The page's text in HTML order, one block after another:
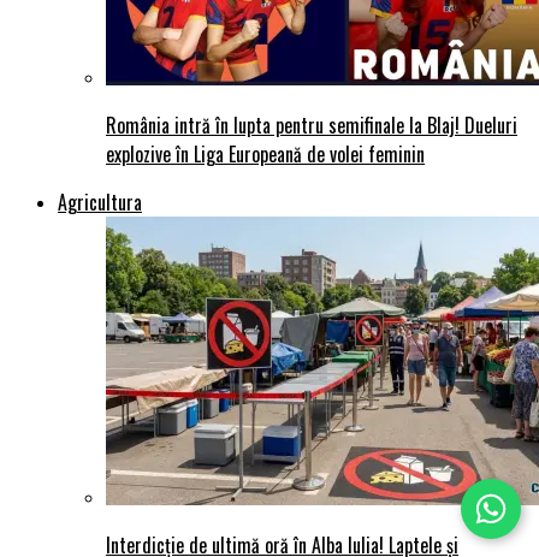
România intră în lupta pentru semifinale la Blaj! Dueluri
explozive în Liga Europeană de volei feminin
Agricultura
Interdicție de ultimă oră în Alba Iulia! Laptele și